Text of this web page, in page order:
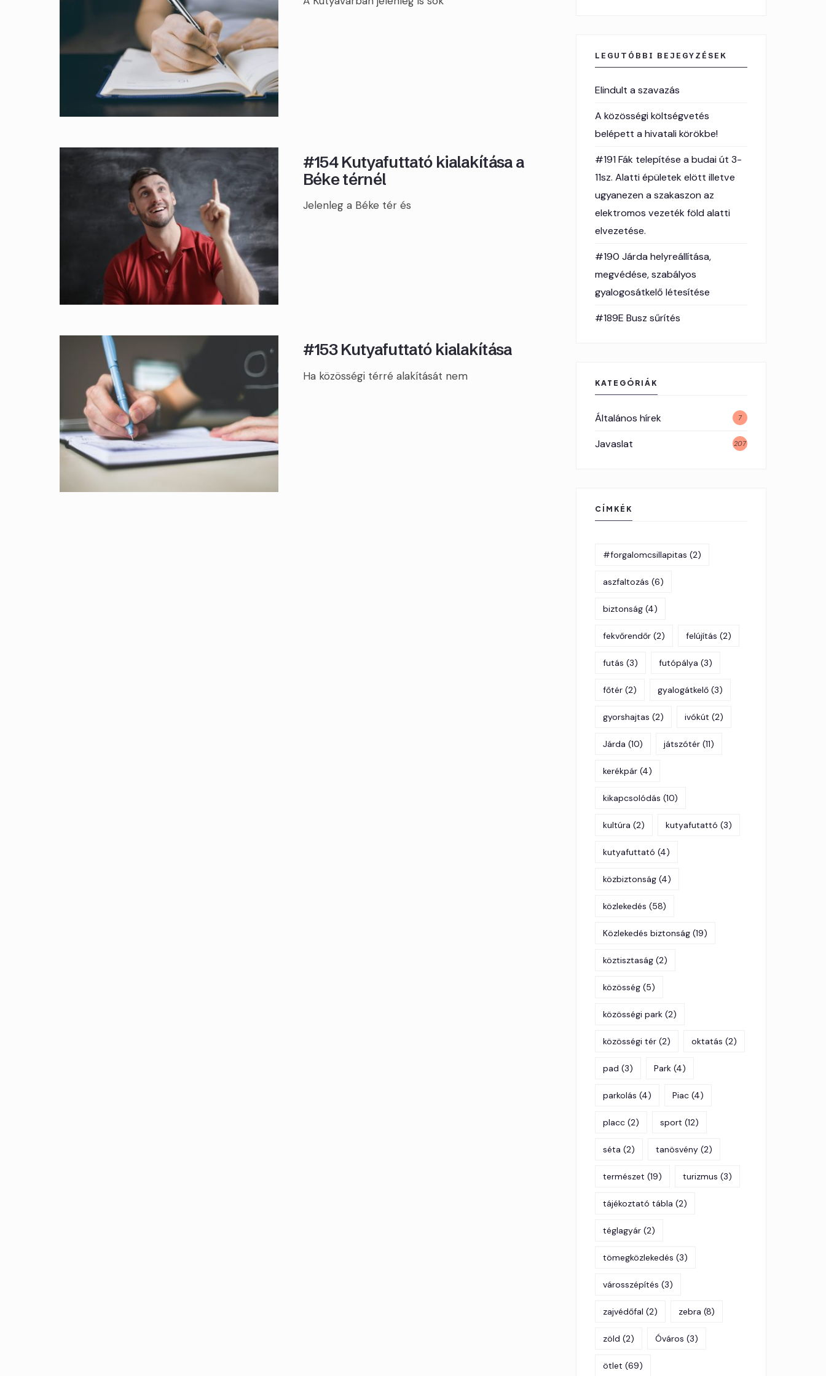
#154 Kutyafuttató kialakítása a
Béke térnél
Jelenleg a Béke tér és
#153 Kutyafuttató kialakítása
Ha közösségi térré alakítását nem
LEGUTÓBBI BEJEGYZÉSEK
Elindult a szavazás
A közösségi költségvetés
belépett a hivatali körökbe!
#191 Fák telepítése a budai út 3-
11sz. Alatti épületek elött illetve
ugyanezen a szakaszon az
elektromos vezeték föld alatti
elvezetése.
#190 Járda helyreállítása,
megvédése, szabályos
gyalogosátkelő létesítése
#189E Busz sűrítés
KATEGÓRIÁK
Általános hírek 7
Javaslat 207
CÍMKÉK
#forgalomcsillapitas (2)
aszfaltozás (6)
biztonság (4)
fekvőrendőr (2) felújítás (2)
futás (3) futópálya (3)
főtér (2) gyalogátkelő (3)
gyorshajtas (2) ivókút (2)
Járda (10) játszótér (11)
kerékpár (4)
kikapcsolódás (10)
kultúra (2) kutyafutattó (3)
kutyafuttató (4)
közbiztonság (4)
közlekedés (58)
Közlekedés biztonság (19)
köztisztaság (2)
közösség (5)
közösségi park (2)
közösségi tér (2) oktatás (2)
pad (3) Park (4)
parkolás (4) Piac (4)
placc (2) sport (12)
séta (2) tanösvény (2)
természet (19) turizmus (3)
tájékoztató tábla (2)
téglagyár (2)
tömegközlekedés (3)
városszépítés (3)
zajvédőfal (2) zebra (8)
zöld (2) Óváros (3)
ötlet (69)